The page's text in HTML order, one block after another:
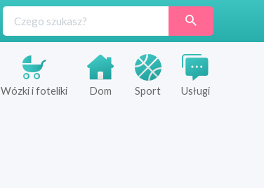
Wózki i foteliki Dom Sport Usługi